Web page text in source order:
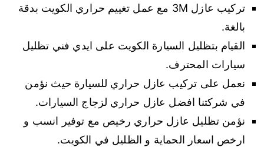
تركيب عازل 3M مع عمل تغييم حراري الكويت بدقة
بالغة.
القيام بتظليل السيارة الكويت على ايدي فني تظليل
سيارات المحترف.
نعمل على تركيب عازل حراري للسيارة حيث نؤمن
في شركتنا افضل عازل حراري لزجاج السيارات.
نؤمن تظليل عازل حراري رخيص مع توفير انسب و
ارخص اسعار الحماية و الظليل في الكويت.